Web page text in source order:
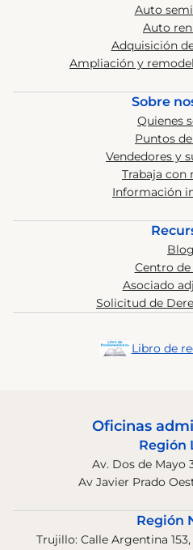
Auto
Auto
Adquisición
Ampliación y
Sobre
Quienes
Puntos
Vendedores y
Trabaja con
Información
Blog
Centro de
Asociado
Solicitud de
Libro de
Oficinas
Región
Av. Dos de Mayo
Av Javier Prado
Región
Trujillo: Calle Argentina